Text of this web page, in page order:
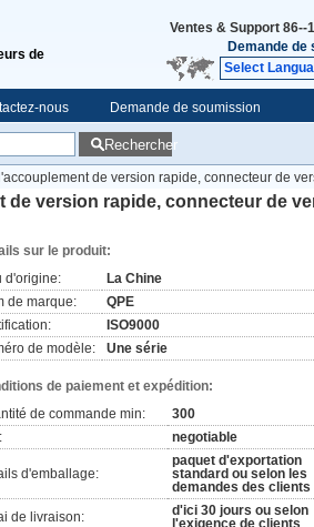
de
Ventes & Support 86--
Demande de
Select
nous Demande de soumission
Rechercher
de version rapide, connecteur de
de version rapide, connecteur de
sur le produit:
d'origine:
La Chine
de marque:
QPE
ISO9000
de modèle:
Une série
de paiement et expédition:
de commande min:
300
negotiable
d'emballage:
paquet d'exportation
standard ou selon les
demandes des clients
de livraison:
d'ici 30 jours ou selon
l'exigence de clients